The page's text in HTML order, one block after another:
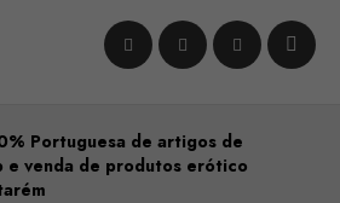
Portuguesa de artigos de
e venda de produtos erótico